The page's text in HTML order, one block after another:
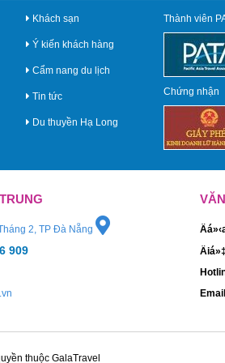
Khách sạn
Ý kiến khách hàng
Cẩm nang du lịch
Tin tức
Du thuyền Hạ Long
Thành viên
Chứng nhận
2, TP Đà Nẵng
909
thuộc GalaTravel